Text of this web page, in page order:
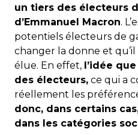
un tiers des électeurs
d’Emmanuel Macron.
potentiels électeurs de
changer la donne et
élue. En effet, l’idée
des électeurs, ce qui a
réellement les
donc, dans certains
dans les catégories